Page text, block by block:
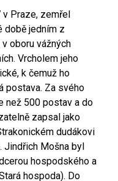
v Praze, zemřel
době jedním z
oboru vážných
Vrcholem jeho
k čemuž ho
postava. Za svého
než 500 postav a do
zapsal jako
dudákovi
Jindřich Mošna byl
hospodského a
hospoda). Do